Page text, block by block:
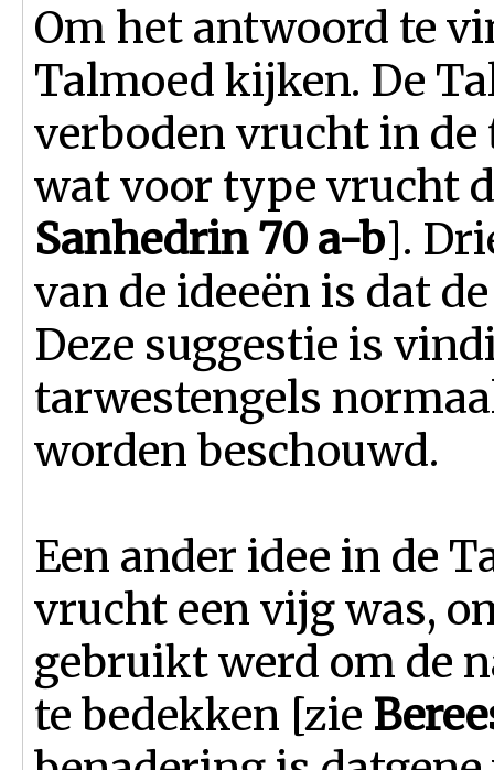
Om het antwoord te
Talmoed kijken. De
verboden vrucht in de
wat voor type vrucht
Sanhedrin 70 a-b].
van de ideeën is dat
Deze suggestie is
tarwestengels
worden beschouwd.
Een ander idee in de
vrucht een vijg was,
gebruikt werd om de
te bedekken [zie